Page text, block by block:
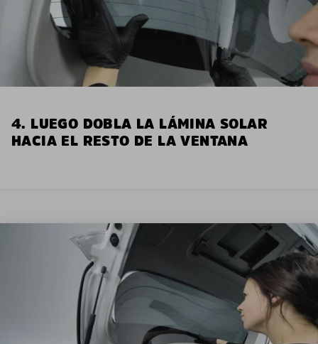
4. LUEGO DOBLA LA LÁMINA SOLAR
HACIA EL RESTO DE LA VENTANA